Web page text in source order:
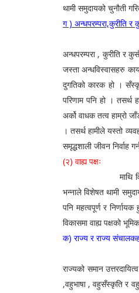
थामी समुदायको चुनौती
ग ) अन्धपरम्परा,कुरीति
विशेषतः
अन्धपरम्परा , कुरीति र
जस्ता अन्धविस्वासहरु
दुगतिको कारक हो ।
परिणाम पनि हो । तसर्थ
अर्को वाधक तत्व हाम्रो
। तसर्थ हामीले यस्तो
समृद्धशाली जीवन निर्वाह
(२) वाह्य पक्षः
माथि विकासमा
भन्नाले विशेषत थामी
पनि महत्वपूर्ण र
विकासमा वाह्य पक्षको
क) राज्य र राज्य
सम्पुर्ण
राज्यको समान
,वहुभाषा , वहुसँस्कृति र